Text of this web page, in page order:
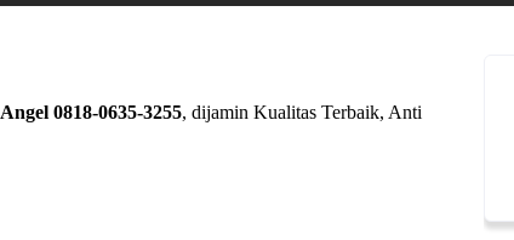
Angel 0818-0635-3255, dijamin Kualitas Terbaik, Anti